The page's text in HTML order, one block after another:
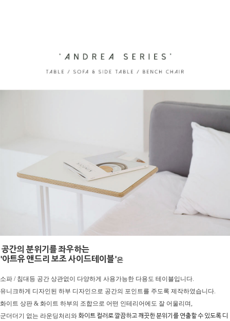
공간의 분위기를 좌우하는
'아트유 앤드리 보조 사이드테이블'은
소파 / 침대등 공간 상관없이 다양하게 사용가능한 다용도 테이블입니다.
유니크하게 디자인된 하부 디자인으로 공간의 포인트를 주도록 제작하였습니다.
화이트 상판 & 화이트 하부의 조합으로 어떤 인테리어에도 잘 어울리며,
군더더기 없는 라운딩처리와 화이트 컬러로 깔끔하고 깨끗한 분위기를 연출할 수 있도록 디